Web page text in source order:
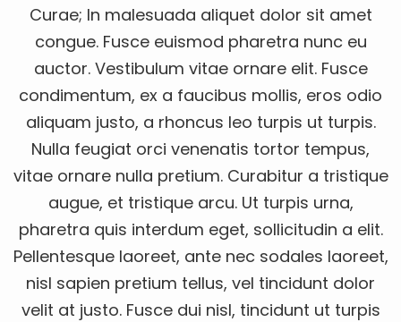
Curae; In malesuada aliquet dolor sit amet
congue. Fusce euismod pharetra nunc eu
auctor. Vestibulum vitae ornare elit. Fusce
condimentum, ex a faucibus mollis, eros odio
aliquam justo, a rhoncus leo turpis ut turpis.
Nulla feugiat orci venenatis tortor tempus,
vitae ornare nulla pretium. Curabitur a tristique
augue, et tristique arcu. Ut turpis urna,
pharetra quis interdum eget, sollicitudin a elit.
Pellentesque laoreet, ante nec sodales laoreet,
nisl sapien pretium tellus, vel tincidunt dolor
velit at justo. Fusce dui nisl, tincidunt ut turpis